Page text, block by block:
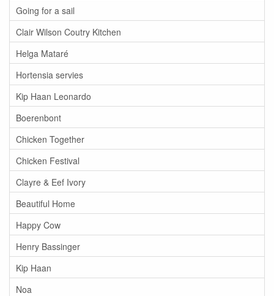
Going for a sail
Clair Wilson Coutry Kitchen
Helga Mataré
Hortensia servies
Kip Haan Leonardo
Boerenbont
Chicken Together
Chicken Festival
Clayre & Eef Ivory
Beautiful Home
Happy Cow
Henry Bassinger
Kip Haan
Noa